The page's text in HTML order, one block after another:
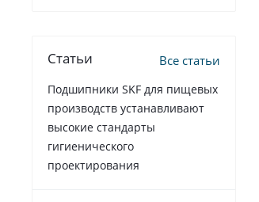
Статьи Все статьи
Подшипники SKF для пищевых
производств устанавливают
высокие стандарты
гигиенического
проектирования